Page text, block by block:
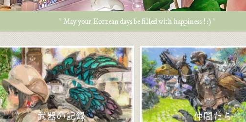
* May your Eorzean days be filled with happiness ! :) *
武器の記録 仲間たち